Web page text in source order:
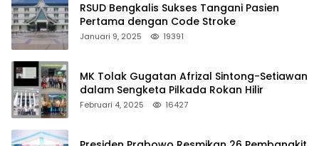
RSUD Bengkalis Sukses Tangani Pasien
Pertama dengan Code Stroke
Januari 9, 2025 19391
MK Tolak Gugatan Afrizal Sintong-Setiawan
dalam Sengketa Pilkada Rokan Hilir
Februari 4, 2025 16427